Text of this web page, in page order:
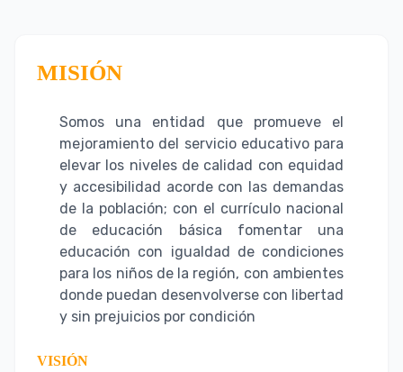
MISIÓN
Somos una entidad que promueve el
mejoramiento del servicio educativo para
elevar los niveles de calidad con equidad
y accesibilidad acorde con las demandas
de la población; con el currículo nacional
de educación básica fomentar una
educación con igualdad de condiciones
para los niños de la región, con ambientes
donde puedan desenvolverse con libertad
y sin prejuicios por condición
VISIÓN